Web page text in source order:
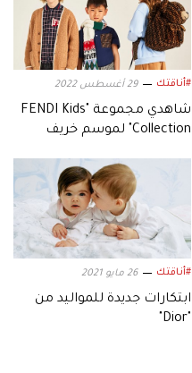
#أناقتك 29 أغسطس 2022
شاهدي مجموعة "FENDI Kids
Collection" لموسم خريف
#أناقتك 26 مايو 2021
ابتكارات جديدة للمواليد من